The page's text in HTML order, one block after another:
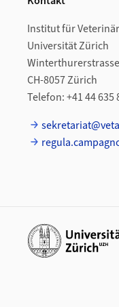
Institut für
Universität Zürich
CH-8057 Zürich
Telefon: +41 44 635
Weiterführende